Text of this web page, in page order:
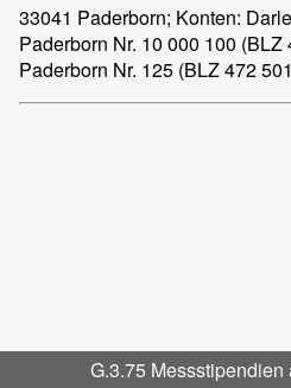
G.3.75
33041 Paderborn; Konten:
Paderborn Nr. 10 000 100
Paderborn Nr. 125 (BLZ 472